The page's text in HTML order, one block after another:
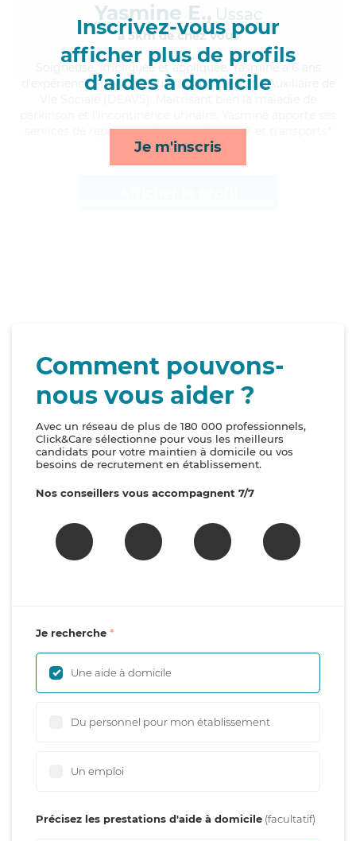
Inscrivez-vous pour
afficher plus de profils
d’aides à domicile
Je m'inscris
Yasmine E., Ussac
à 5km de chez Vous
, impliquée et appliquée, Yasmine a 6 ans
d'expérience et possède un diplôme d'État d'Auxiliaire de
services de repas, mobilité, lever/coucher et transports*
Comment pouvons-
nous vous aider ?
Avec un réseau de plus de 180 000 professionnels,
Click&Care sélectionne pour vous les meilleurs
candidats pour votre maintien à domicile ou vos
besoins de recrutement en établissement.
Nos conseillers vous accompagnent 7/7
Je recherche
Une aide à domicile
Du personnel pour mon établissement
Un emploi
Précisez les prestations d'aide à domicile